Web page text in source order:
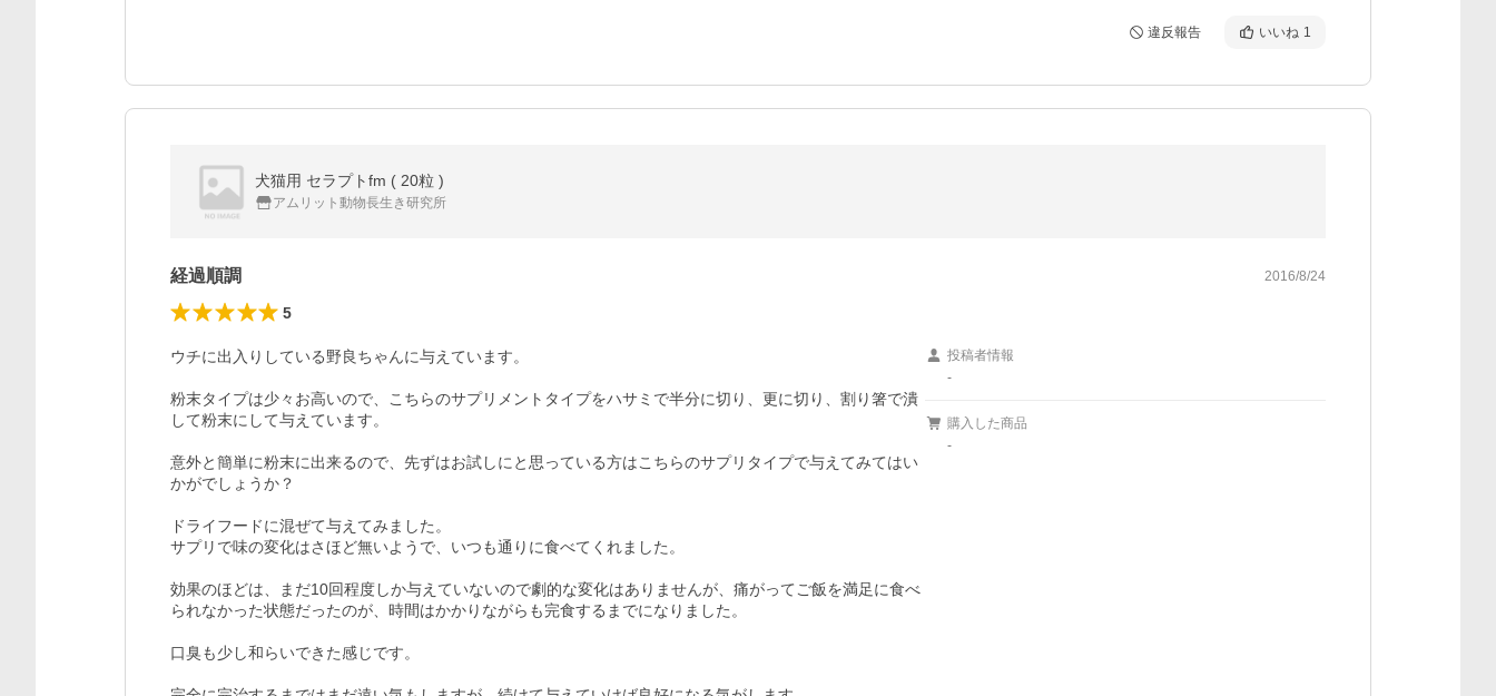
違反報告 いいね 1
犬猫用 セラプトfm ( 20粒 )
アムリット動物長生き研究所
経過順調 2016/8/24
5
ウチに出入りしている野良ちゃんに与えています。
粉末タイプは少々お高いので、こちらのサプリメントタイプをハサミで半分に切り、更に切り、割り箸で潰
して粉末にして与えています。
意外と簡単に粉末に出来るので、先ずはお試しにと思っている方はこちらのサプリタイプで与えてみてはい
かがでしょうか？
ドライフードに混ぜて与えてみました。
サプリで味の変化はさほど無いようで、いつも通りに食べてくれました。
効果のほどは、まだ10回程度しか与えていないので劇的な変化はありませんが、痛がってご飯を満足に食べ
られなかった状態だったのが、時間はかかりながらも完食するまでになりました。
口臭も少し和らいできた感じです。
投稿者情報
-
購入した商品
-